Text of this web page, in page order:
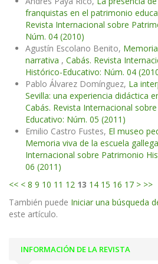
franquistas en el patrimonio
Revista Internacional sobre
Núm. 04 (2010)
Agustín Escolano Benito,
narrativa , Cabás. Revista
Histórico-Educativo: Núm. 04
Pablo Álvarez Domínguez, La
Sevilla: una experiencia didáctica
Cabás. Revista Internacional
Educativo: Núm. 05 (2011)
Emilio Castro Fustes, El museo
Memoria viva de la escuela gallega
Internacional sobre Patrimonio
06 (2011)
<< < 8 9 10 11 12 13 14 15 16 17 > >>
También puede Iniciar una búsqueda
este artículo.
INFORMACIÓN DE LA REVISTA